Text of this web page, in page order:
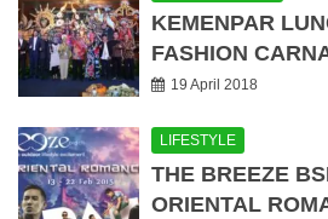
KEMENPAR
FASHION
19 April 2018
LIFESTYLE
THE BREEZE
ORIENTAL